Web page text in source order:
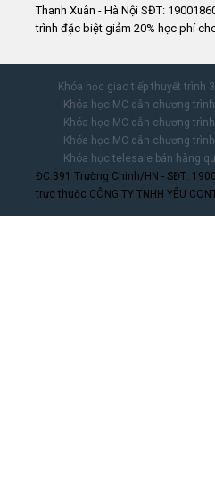
Thanh Xuân - Hà Nội SĐT:
trình đặc biệt giảm 20% học phí
Khóa học giao tiếp thuyết trình
Khóa học MC dẫn chương
Khóa học MC dẫn chương
Khóa học MC dẫn chương
Khóa học telesale bán hàng
ĐC:391 Trường Chinh/HN - SĐT:
trực thuộc CÔNG TY TNHH YÊU